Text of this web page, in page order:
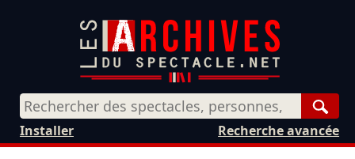
Recherche avancée
Installer